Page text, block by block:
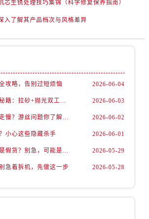
芯生锈处理技巧集锦（科学修复保养指南）
入了解其产品档次与风格差异
攻略，告别过短烦恼 2026-06-04
卡地亚划痕修复秘籍：拉砂+抛光双工艺还原如新 2026-06-03
卡地亚走快又不走慢？游丝问题你了解多少？ 2026-06-02
小心这些隐藏杀手 2026-06-01
卡地亚表带掉色是假货？别急，可能是这些日常习惯惹的祸 2026-05-29
急着拆机，先做这一步 2026-05-28